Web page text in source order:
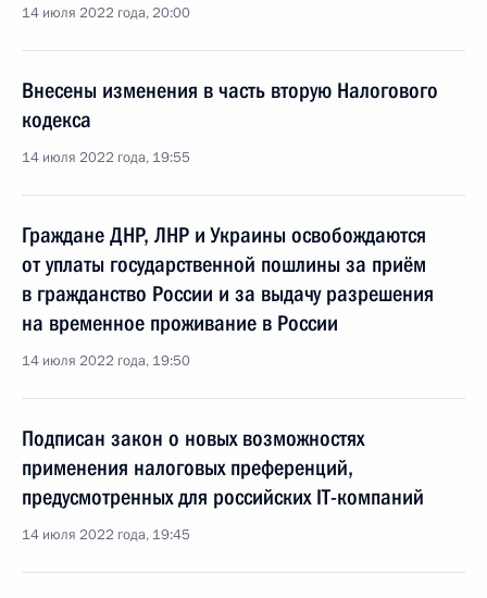
14 июля 2022 года, 20:00
Внесены изменения в часть вторую Налогового
кодекса
14 июля 2022 года, 19:55
Граждане ДНР, ЛНР и Украины освобождаются
от уплаты государственной пошлины за приём
в гражданство России и за выдачу разрешения
на временное проживание в России
14 июля 2022 года, 19:50
Подписан закон о новых возможностях
применения налоговых преференций,
предусмотренных для российских IT-компаний
14 июля 2022 года, 19:45